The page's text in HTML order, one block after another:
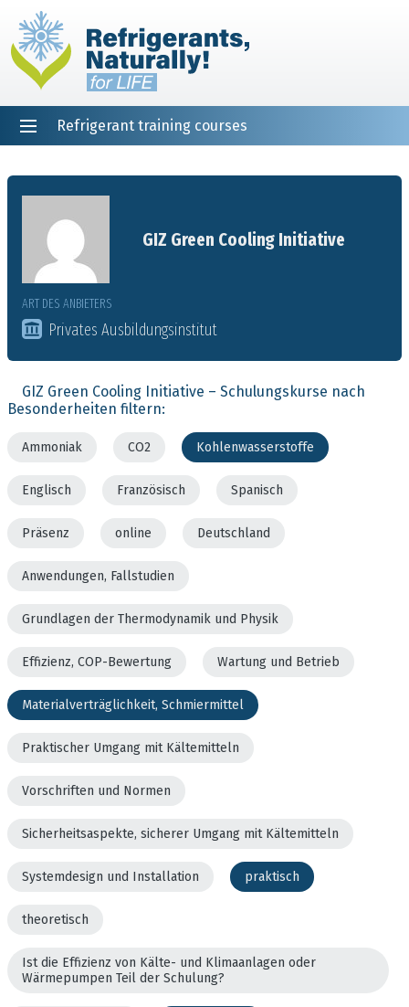
Refrigerant training courses
GIZ Green Cooling Initiative
ART DES ANBIETERS
Privates Ausbildungsinstitut
GIZ Green Cooling Initiative – Schulungskurse nach
Besonderheiten filtern:
Ammoniak CO2 Kohlenwasserstoffe
Englisch Französisch Spanisch
Präsenz online Deutschland
Anwendungen, Fallstudien
Grundlagen der Thermodynamik und Physik
Effizienz, COP-Bewertung Wartung und Betrieb
Materialverträglichkeit, Schmiermittel
Praktischer Umgang mit Kältemitteln
Vorschriften und Normen
Sicherheitsaspekte, sicherer Umgang mit Kältemitteln
Systemdesign und Installation praktisch
theoretisch
Ist die Effizienz von Kälte- und Klimaanlagen oder
Wärmepumpen Teil der Schulung?